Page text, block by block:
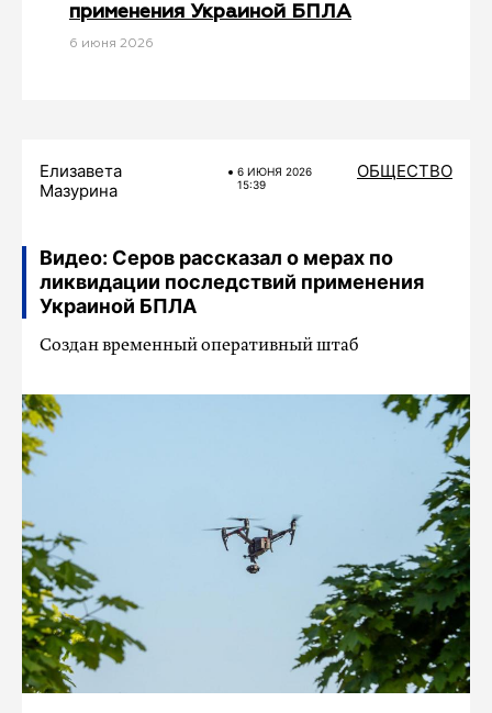
применения Украиной БПЛА
6 июня 2026
Елизавета
Мазурина
6 ИЮНЯ 2026
15:39
ОБЩЕСТВО
Видео: Серов рассказал о мерах по
ликвидации последствий применения
Украиной БПЛА
Создан временный оперативный штаб